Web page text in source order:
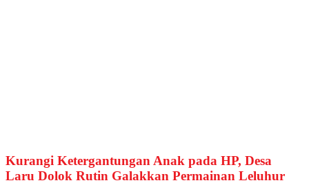
Kurangi Ketergantungan Anak pada HP, Desa
Laru Dolok Rutin Galakkan Permainan Leluhur